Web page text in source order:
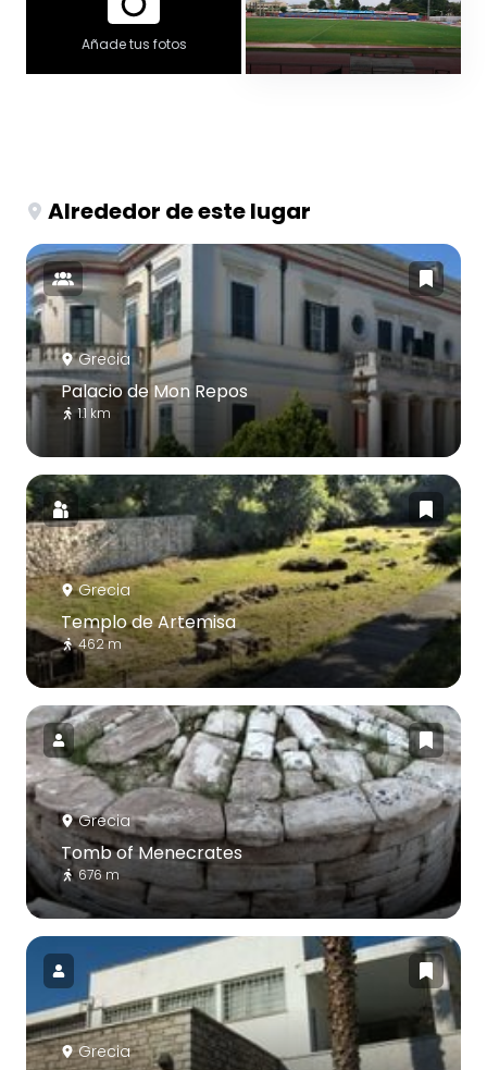
Añade tus fotos
Alrededor de este lugar
Grecia
Palacio de Mon Repos
1.1 km
Grecia
Templo de Artemisa
462 m
Grecia
Tomb of Menecrates
676 m
Grecia